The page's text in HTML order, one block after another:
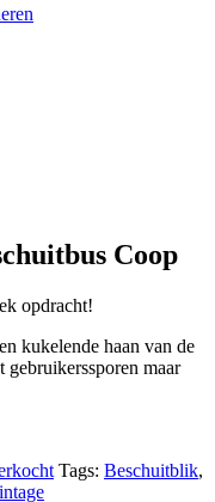
Coop
opdracht!
kukelende haan van de
gebruikerssporen maar
Tags: Beschuitblik,